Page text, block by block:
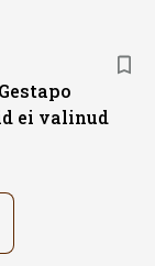
ei valinud